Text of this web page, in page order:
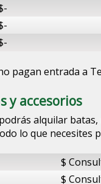
pagan entrada a
y accesorios
alquilar
lo que necesites
$
$